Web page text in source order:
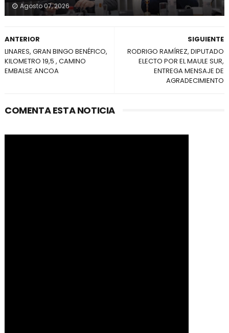
Agosto 07, 2026
SIGUIENTE
RODRIGO RAMÍREZ, DIPUTADO
ELECTO POR EL MAULE SUR,
ENTREGA MENSAJE DE
AGRADECIMIENTO
ANTERIOR
LINARES, GRAN BINGO BENÉFICO,
KILOMETRO 19,5 , CAMINO
EMBALSE ANCOA
COMENTA ESTA NOTICIA